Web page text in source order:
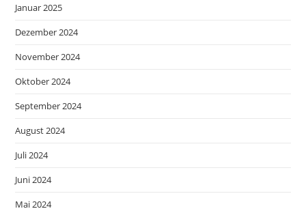
Januar 2025
Dezember 2024
November 2024
Oktober 2024
September 2024
August 2024
Juli 2024
Juni 2024
Mai 2024